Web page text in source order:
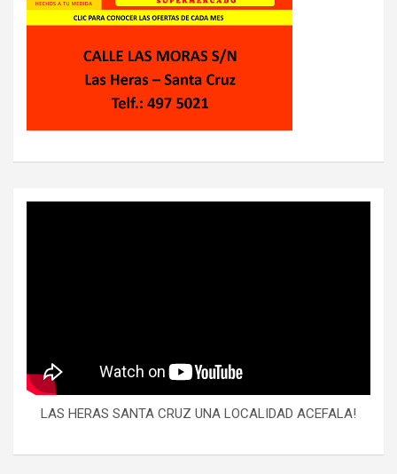
LAS HERAS SANTA CRUZ UNA LOCALIDAD ACEFALA!